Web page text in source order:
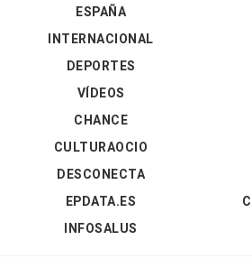
ESPAÑA
INTERNACIONAL
DEPORTES
VÍDEOS
CHANCE
CULTURAOCIO
DESCONECTA
EPDATA.ES
INFOSALUS